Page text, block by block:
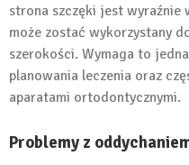
strona szczęki jest wyraźnie
może zostać wykorzystany
szerokości. Wymaga to
planowania leczenia oraz
aparatami ortodontycznymi.
Problemy z